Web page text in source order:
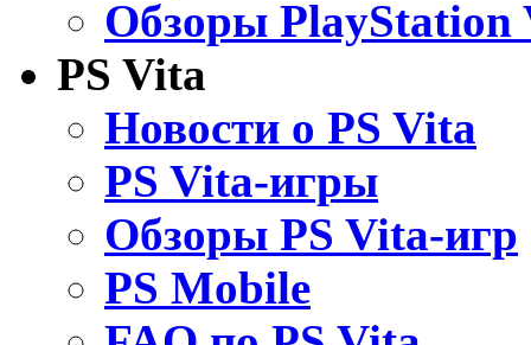
Обзоры PlayStation
PS Vita
Новости о PS Vita
PS Vita-игры
Обзоры PS Vita-игр
PS Mobile